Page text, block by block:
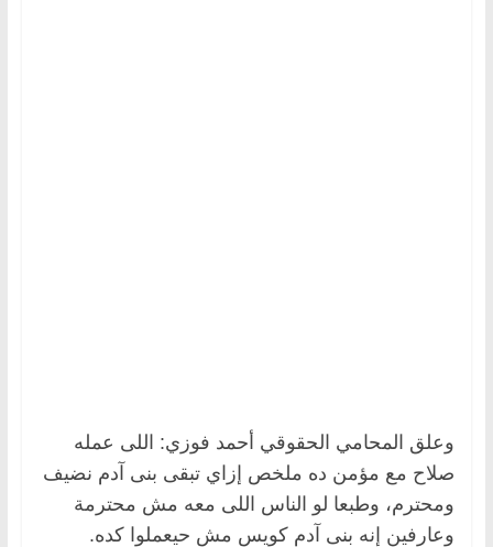
وعلق المحامي الحقوقي أحمد فوزي: اللى عمله
صلاح مع مؤمن ده ملخص إزاي تبقى بنى آدم نضيف
ومحترم، وطبعا لو الناس اللى معه مش محترمة
وعارفين إنه بنى آدم كويس مش حيعملوا كده.